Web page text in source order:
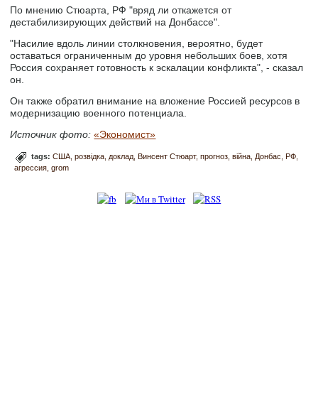
По мнению Стюарта, РФ "вряд ли откажется от
дестабилизирующих действий на Донбассе".
"Насилие вдоль линии столкновения, вероятно, будет
оставаться ограниченным до уровня небольших боев, хотя
Россия сохраняет готовность к эскалации конфликта", - сказал
он.
Он также обратил внимание на вложение Россией ресурсов в
модернизацию военного потенциала.
Источник фото: «Экономист»
tags:США розвідка доклад Винсент Стюарт прогноз війна Донбас
РФ
агрессия grom